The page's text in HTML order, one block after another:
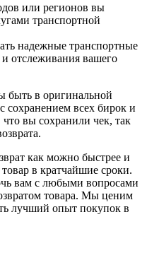
или регионов вы
транспортной
надежные транспортные
отслеживания вашего
быть в оригинальной
сохранением всех бирок и
вы сохранили чек, так
как можно быстрее и
в кратчайшие сроки.
вам с любыми вопросами
товара. Мы ценим
лучший опыт покупок в